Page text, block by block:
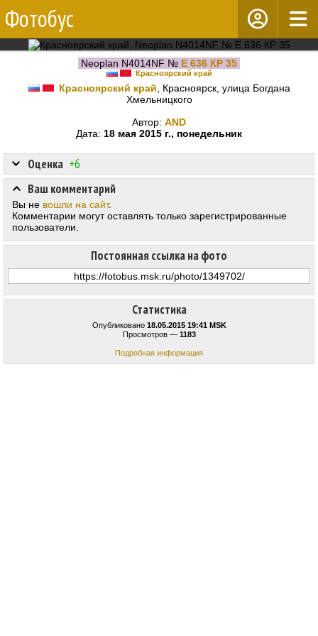
Фотобус
Neoplan N4014NF № Е 636 КР 35
Красноярский край
Красноярский край , Красноярск, улица Богдана
Хмельницкого
Автор: AND
Дата: 18 мая 2015 г., понедельник
Статистика
Опубликовано 18.05.2015 19:41 MSK
Просмотров — 1183
Подробная информация
Оценка +6
Постоянная ссылка на фото
Ваш комментарий
Вы не вошли на сайт.
Комментарии могут оставлять только зарегистрированные
пользователи.